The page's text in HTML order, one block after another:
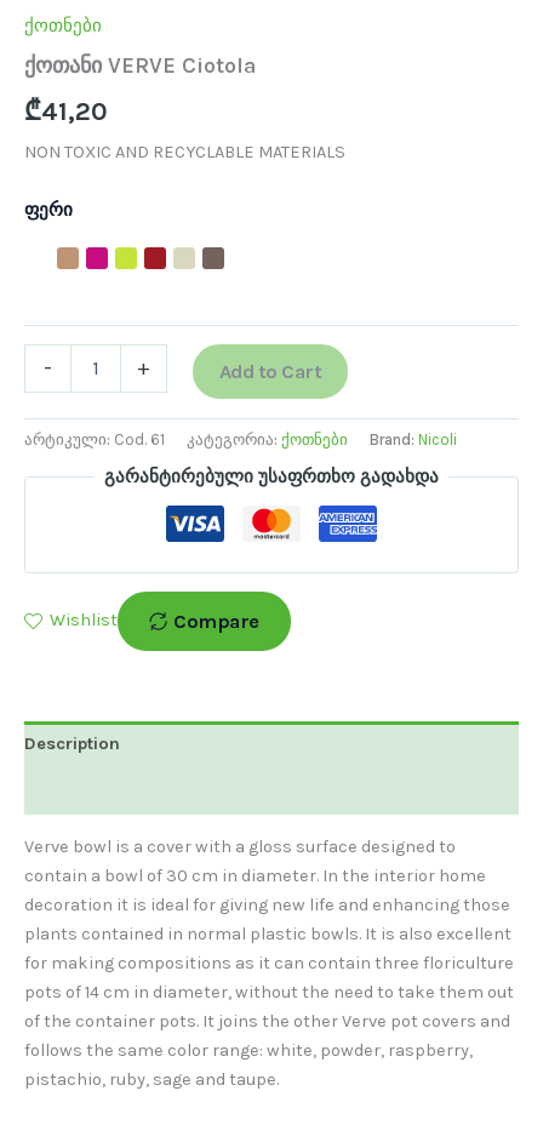
ქოთნები
ქოთანი VERVE Ciotola
₾41,20
NON TOXIC AND RECYCLABLE MATERIALS
ფერი
- + Add to Cart
არტიკული: Cod. 61 კატეგორია: ქოთნები Brand: Nicoli
გარანტირებული უსაფრთხო გადახდა
Wishlist Compare
Description
Verve bowl is a cover with a gloss surface designed to
contain a bowl of 30 cm in diameter. In the interior home
decoration it is ideal for giving new life and enhancing those
plants contained in normal plastic bowls. It is also excellent
for making compositions as it can contain three floriculture
pots of 14 cm in diameter, without the need to take them out
of the container pots. It joins the other Verve pot covers and
follows the same color range: white, powder, raspberry,
pistachio, ruby, sage and taupe.